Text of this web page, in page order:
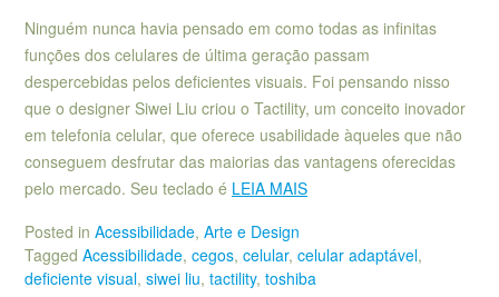
Ninguém nunca havia pensado em como todas as infinitas
funções dos celulares de última geração passam
despercebidas pelos deficientes visuais. Foi pensando nisso
que o designer Siwei Liu criou o Tactility, um conceito inovador
em telefonia celular, que oferece usabilidade àqueles que não
conseguem desfrutar das maiorias das vantagens oferecidas
pelo mercado. Seu teclado é LEIA MAIS
Posted in Acessibilidade, Arte e Design
Tagged Acessibilidade, cegos, celular, celular adaptável,
deficiente visual, siwei liu, tactility, toshiba